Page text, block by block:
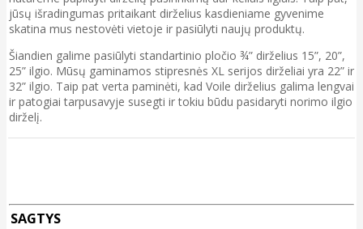
jūsų išradingumas pritaikant dirželius kasdieniame gyvenime
skatina mus nestovėti vietoje ir pasiūlyti naujų produktų.
Šiandien galime pasiūlyti standartinio pločio ¾” dirželius 15”, 20”,
25” ilgio. Mūsų gaminamos stipresnės XL serijos dirželiai yra 22” ir
32” ilgio. Taip pat verta paminėti, kad Voile dirželius galima lengvai
ir patogiai tarpusavyje susegti ir tokiu būdu pasidaryti norimo ilgio
dirželį.
SAGTYS